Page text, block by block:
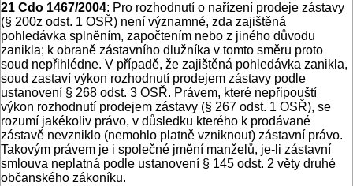
21 Cdo 1467/2004: Pro rozhodnutí o nařízení prodeje zástavy
(§ 200z odst. 1 OSŘ) není významné, zda zajištěná
pohledávka splněním, započtením nebo z jiného důvodu
zanikla; k obraně zástavního dlužníka v tomto směru proto
soud nepřihlédne. V případě, že zajištěná pohledávka zanikla,
soud zastaví výkon rozhodnutí prodejem zástavy podle
ustanovení § 268 odst. 3 OSŘ. Právem, které nepřipouští
výkon rozhodnutí prodejem zástavy (§ 267 odst. 1 OSŘ), se
rozumí jakékoliv právo, v důsledku kterého k prodávané
zástavě nevzniklo (nemohlo platně vzniknout) zástavní právo.
Takovým právem je i společné jmění manželů, je-li zástavní
smlouva neplatná podle ustanovení § 145 odst. 2 věty druhé
občanského zákoníku.